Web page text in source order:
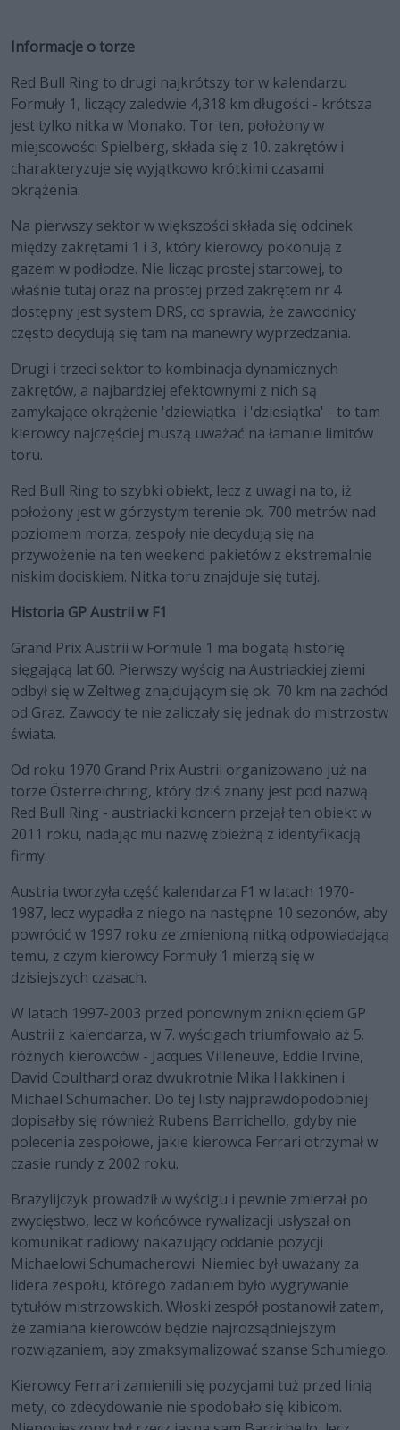
Informacje o torze
Red Bull Ring to drugi najkrótszy tor w kalendarzu
Formuły 1, liczący zaledwie 4,318 km długości - krótsza
jest tylko nitka w Monako. Tor ten, położony w
miejscowości Spielberg, składa się z 10. zakrętów i
charakteryzuje się wyjątkowo krótkimi czasami
okrążenia.
Na pierwszy sektor w większości składa się odcinek
między zakrętami 1 i 3, który kierowcy pokonują z
gazem w podłodze. Nie licząc prostej startowej, to
właśnie tutaj oraz na prostej przed zakrętem nr 4
dostępny jest system DRS, co sprawia, że zawodnicy
często decydują się tam na manewry wyprzedzania.
Drugi i trzeci sektor to kombinacja dynamicznych
zakrętów, a najbardziej efektownymi z nich są
zamykające okrążenie 'dziewiątka' i 'dziesiątka' - to tam
kierowcy najczęściej muszą uważać na łamanie limitów
toru.
Red Bull Ring to szybki obiekt, lecz z uwagi na to, iż
położony jest w górzystym terenie ok. 700 metrów nad
poziomem morza, zespoły nie decydują się na
przywożenie na ten weekend pakietów z ekstremalnie
niskim dociskiem. Nitka toru znajduje się tutaj.
Historia GP Austrii w F1
Grand Prix Austrii w Formule 1 ma bogatą historię
sięgającą lat 60. Pierwszy wyścig na Austriackiej ziemi
odbył się w Zeltweg znajdującym się ok. 70 km na zachód
od Graz. Zawody te nie zaliczały się jednak do mistrzostw
świata.
Od roku 1970 Grand Prix Austrii organizowano już na
torze Österreichring, który dziś znany jest pod nazwą
Red Bull Ring - austriacki koncern przejął ten obiekt w
2011 roku, nadając mu nazwę zbieżną z identyfikacją
firmy.
Austria tworzyła część kalendarza F1 w latach 1970-
1987, lecz wypadła z niego na następne 10 sezonów, aby
powrócić w 1997 roku ze zmienioną nitką odpowiadającą
temu, z czym kierowcy Formuły 1 mierzą się w
dzisiejszych czasach.
W latach 1997-2003 przed ponownym zniknięciem GP
Austrii z kalendarza, w 7. wyścigach triumfowało aż 5.
różnych kierowców - Jacques Villeneuve, Eddie Irvine,
David Coulthard oraz dwukrotnie Mika Hakkinen i
Michael Schumacher. Do tej listy najprawdopodobniej
dopisałby się również Rubens Barrichello, gdyby nie
polecenia zespołowe, jakie kierowca Ferrari otrzymał w
czasie rundy z 2002 roku.
Brazylijczyk prowadził w wyścigu i pewnie zmierzał po
zwycięstwo, lecz w końcówce rywalizacji usłyszał on
komunikat radiowy nakazujący oddanie pozycji
Michaelowi Schumacherowi. Niemiec był uważany za
lidera zespołu, którego zadaniem było wygrywanie
tytułów mistrzowskich. Włoski zespół postanowił zatem,
że zamiana kierowców będzie najrozsądniejszym
rozwiązaniem, aby zmaksymalizować szanse Schumiego.
Kierowcy Ferrari zamienili się pozycjami tuż przed linią
mety, co zdecydowanie nie spodobało się kibicom.